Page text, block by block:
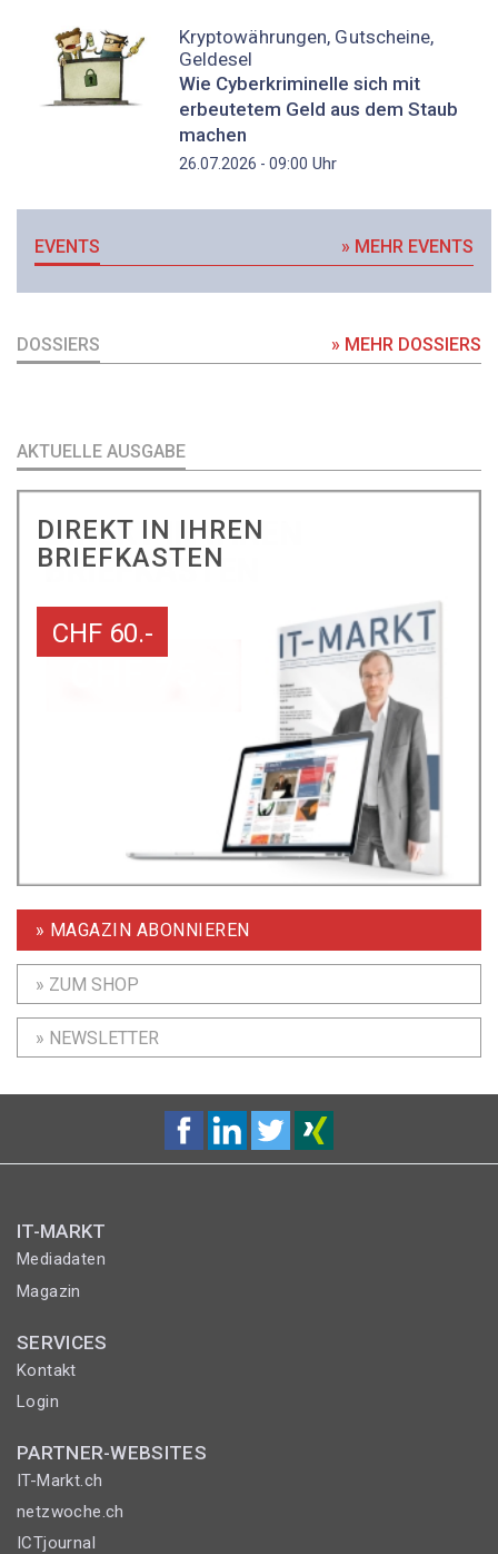
Kryptowährungen, Gutscheine,
Geldesel
Wie Cyberkriminelle sich mit
erbeutetem Geld aus dem Staub
machen
26.07.2026 - 09:00 Uhr
EVENTS » MEHR EVENTS
DOSSIERS » MEHR DOSSIERS
AKTUELLE AUSGABE
DIREKT IN IHREN
BRIEFKASTEN
CHF 60.-
» MAGAZIN ABONNIEREN
» ZUM SHOP
» NEWSLETTER
IT-MARKT
Mediadaten
Magazin
SERVICES
Kontakt
Login
PARTNER-WEBSITES
IT-Markt.ch
netzwoche.ch
ICTjournal